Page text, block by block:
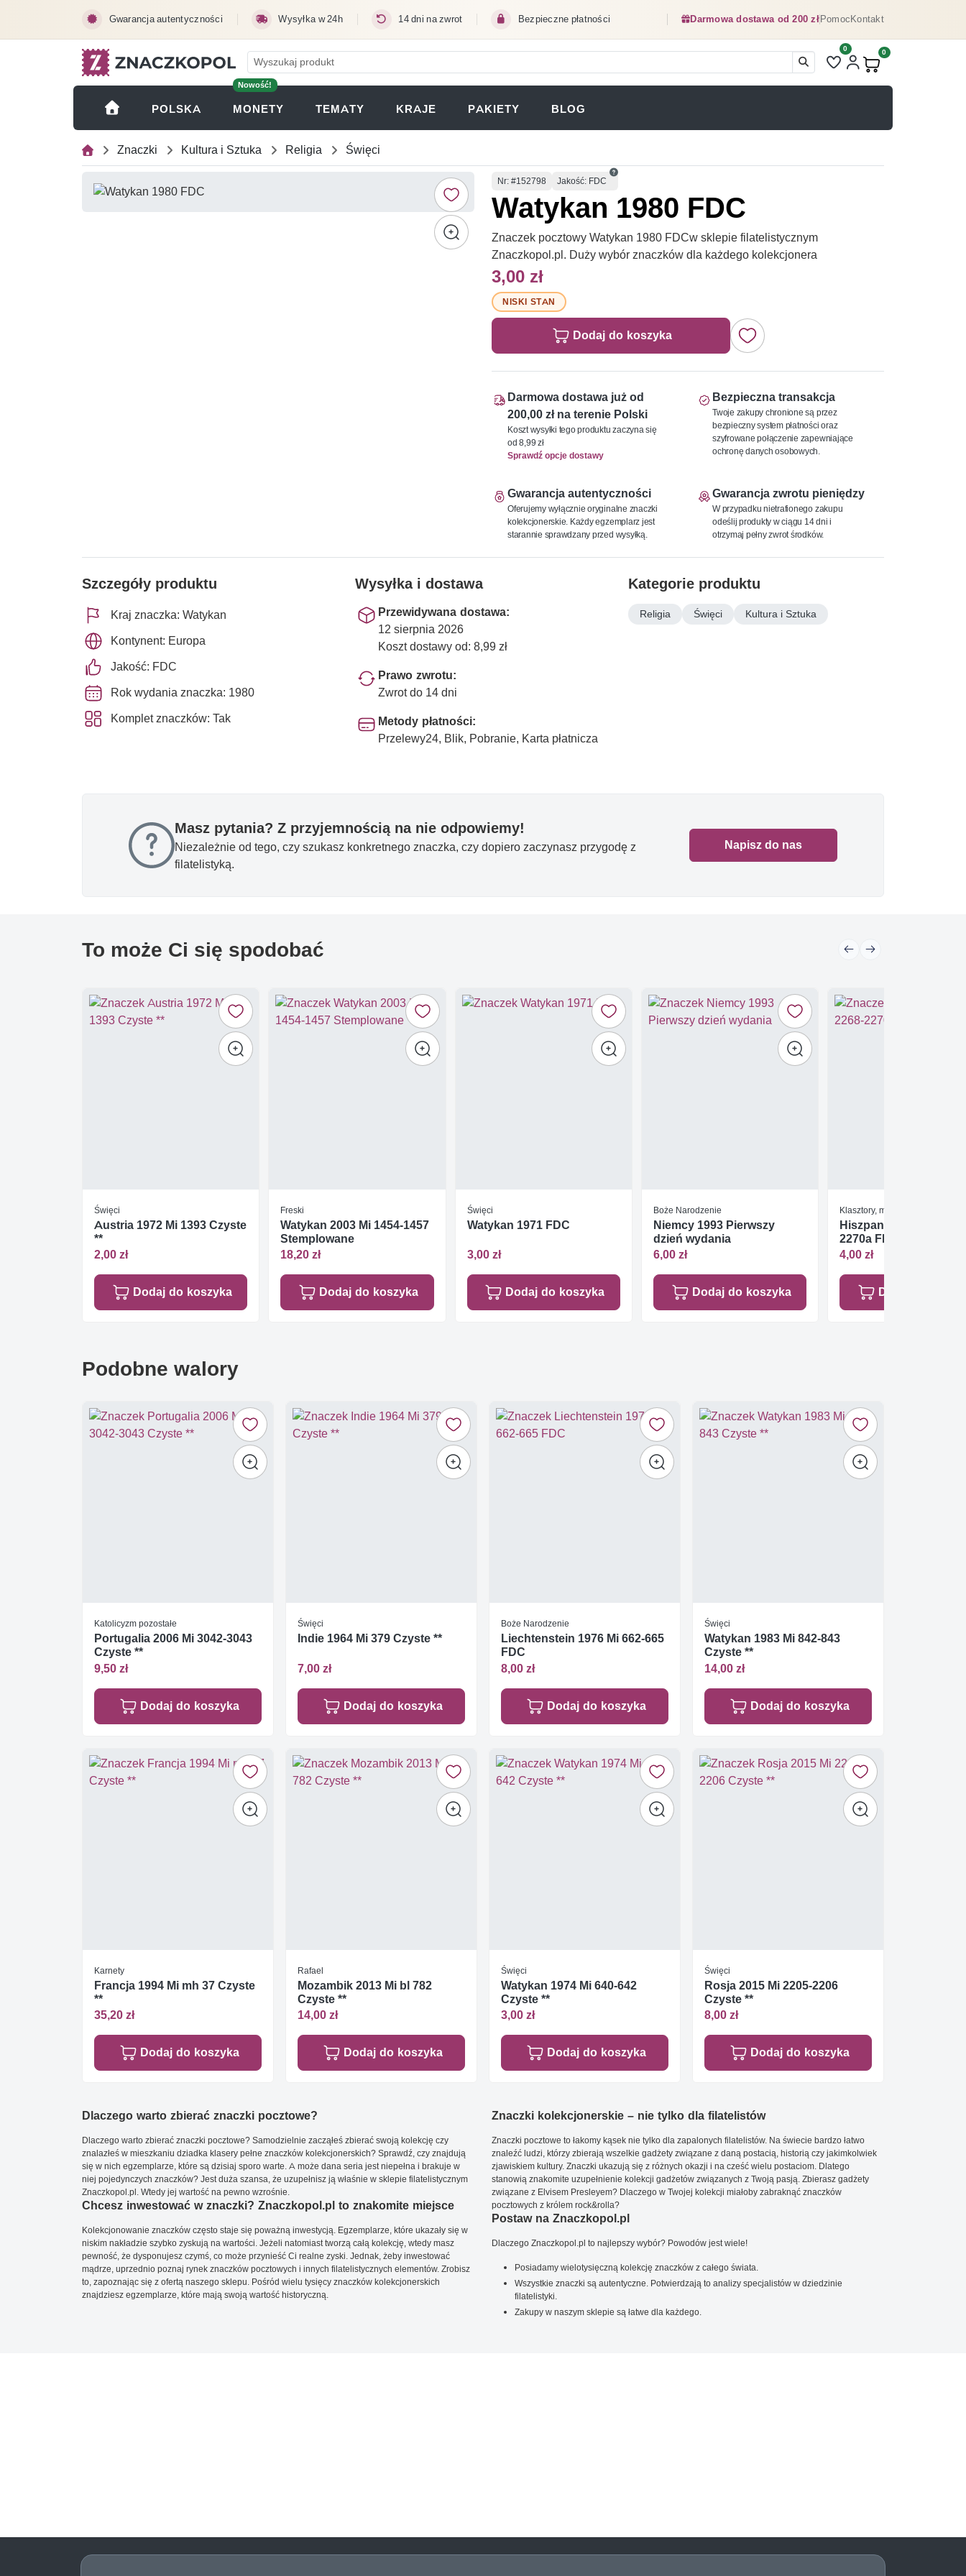
Gwarancja autentyczności Wysyłka w 24h 14 dni na zwrot Bezpieczne płatności Darmowa dostawa od 200 złPomocKontakt
Liczba pozycji na liście
0
Produkty w koszyku:
0
POLSKA
Nowość!
MONETY (OTWIERA SIĘ W NOWEJ KARCIE)
TEMATY KRAJE PAKIETY BLOG
Znaczki Kultura i Sztuka Religia Święci
Numer
Nr: #152798 Jakość: FDC
Watykan 1980 FDC
Znaczek pocztowy Watykan 1980 FDCw sklepie filatelistycznym
Znaczkopol.pl. Duży wybór znaczków dla każdego kolekcjonera
3,00 zł
NISKI STAN
Dodaj do koszyka
Darmowa dostawa już od
200,00 zł na terenie Polski
Koszt wysyłki tego produktu zaczyna się
od 8,99 zł
Sprawdź opcje dostawy
Bezpieczna transakcja
Twoje zakupy chronione są przez
bezpieczny system płatności oraz
szyfrowane połączenie zapewniające
ochronę danych osobowych.
Gwarancja autentyczności
Oferujemy wyłącznie oryginalne znaczki
kolekcjonerskie. Każdy egzemplarz jest
starannie sprawdzany przed wysyłką.
Gwarancja zwrotu pieniędzy
W przypadku nietrafionego zakupu
odeślij produkty w ciągu 14 dni i
otrzymaj pełny zwrot środków.
Szczegóły produktu
Kraj znaczka: Watykan
Kontynent: Europa
Jakość: FDC
Rok wydania znaczka: 1980
Komplet znaczków: Tak
Wysyłka i dostawa
Przewidywana dostawa:
12 sierpnia 2026
Koszt dostawy od: 8,99 zł
Prawo zwrotu:
Zwrot do 14 dni
Metody płatności:
Przelewy24, Blik, Pobranie, Karta płatnicza
Kategorie produktu
Religia Święci Kultura i Sztuka
Masz pytania? Z przyjemnością na nie odpowiemy!
Niezależnie od tego, czy szukasz konkretnego znaczka, czy dopiero zaczynasz przygodę z
filatelistyką.
Napisz do nas
To może Ci się spodobać
Święci
Austria 1972 Mi 1393 Czyste
**
2,00 zł
Dodaj do koszyka
Freski
Watykan 2003 Mi 1454-1457
Stemplowane
18,20 zł
Dodaj do koszyka
Święci
Watykan 1971 FDC
3,00 zł
Dodaj do koszyka
Boże Narodzenie
Niemcy 1993 Pierwszy
dzień wydania
6,00 zł
Dodaj do koszyka
Klasztory, monastyry i cerkwie
Hiszpania 1976 Mi
2270a FDC
4,00 zł
Dodaj do
Podobne walory
Katolicyzm pozostałe
Portugalia 2006 Mi 3042-3043
Czyste **
9,50 zł
Dodaj do koszyka
Święci
Indie 1964 Mi 379 Czyste **
7,00 zł
Dodaj do koszyka
Boże Narodzenie
Liechtenstein 1976 Mi 662-665
FDC
8,00 zł
Dodaj do koszyka
Święci
Watykan 1983 Mi 842-843
Czyste **
14,00 zł
Dodaj do koszyka
Karnety
Francja 1994 Mi mh 37 Czyste
**
35,20 zł
Dodaj do koszyka
Rafael
Mozambik 2013 Mi bl 782
Czyste **
14,00 zł
Dodaj do koszyka
Święci
Watykan 1974 Mi 640-642
Czyste **
3,00 zł
Dodaj do koszyka
Święci
Rosja 2015 Mi 2205-2206
Czyste **
8,00 zł
Dodaj do koszyka
Dlaczego warto zbierać znaczki pocztowe?
Dlaczego warto zbierać znaczki pocztowe? Samodzielnie zacząłeś zbierać swoją kolekcję czy
znalazłeś w mieszkaniu dziadka klasery pełne znaczków kolekcjonerskich? Sprawdź, czy znajdują
się w nich egzemplarze, które są dzisiaj sporo warte. A może dana seria jest niepełna i brakuje w
niej pojedynczych znaczków? Jest duża szansa, że uzupełnisz ją właśnie w sklepie filatelistycznym
Znaczkopol.pl. Wtedy jej wartość na pewno wzrośnie.
Chcesz inwestować w znaczki? Znaczkopol.pl to znakomite miejsce
Kolekcjonowanie znaczków często staje się poważną inwestycją. Egzemplarze, które ukazały się w
niskim nakładzie szybko zyskują na wartości. Jeżeli natomiast tworzą całą kolekcję, wtedy masz
pewność, że dysponujesz czymś, co może przynieść Ci realne zyski. Jednak, żeby inwestować
mądrze, uprzednio poznaj rynek znaczków pocztowych i innych filatelistycznych elementów. Zrobisz
to, zapoznając się z ofertą naszego sklepu. Pośród wielu tysięcy znaczków kolekcjonerskich
znajdziesz egzemplarze, które mają swoją wartość historyczną.
Znaczki kolekcjonerskie – nie tylko dla filatelistów
Znaczki pocztowe to łakomy kąsek nie tylko dla zapalonych filatelistów. Na świecie bardzo łatwo
znaleźć ludzi, którzy zbierają wszelkie gadżety związane z daną postacią, historią czy jakimkolwiek
zjawiskiem kultury. Znaczki ukazują się z różnych okazji i na cześć wielu postaciom. Dlatego
stanowią znakomite uzupełnienie kolekcji gadżetów związanych z Twoją pasją. Zbierasz gadżety
związane z Elvisem Presleyem? Dlaczego w Twojej kolekcji miałoby zabraknąć znaczków
pocztowych z królem rock&rolla?
Postaw na Znaczkopol.pl
Dlaczego Znaczkopol.pl to najlepszy wybór? Powodów jest wiele!
Posiadamy wielotysięczną kolekcję znaczków z całego świata.
Wszystkie znaczki są autentyczne. Potwierdzają to analizy specjalistów w dziedzinie
filatelistyki.
Zakupy w naszym sklepie są łatwe dla każdego.